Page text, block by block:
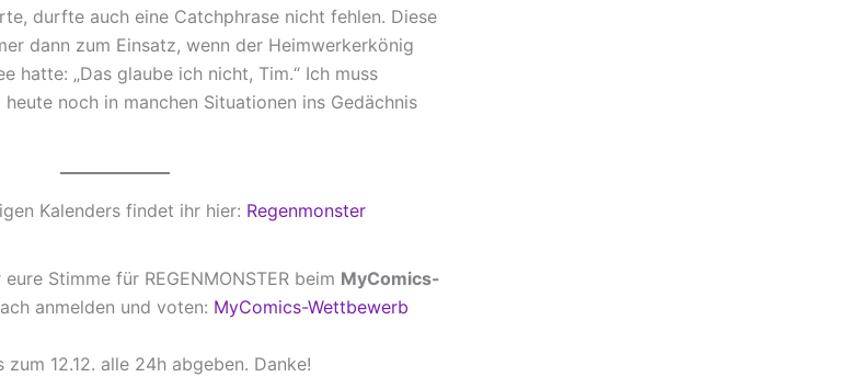
durfte auch eine Catchphrase nicht fehlen. Diese
dann zum Einsatz, wenn der Heimwerkerkönig
hatte: „Das glaube ich nicht, Tim.“ Ich muss
noch in manchen Situationen ins Gedächnis
Kalenders findet ihr hier: Regenmonster
Stimme für REGENMONSTER beim MyComics-
anmelden und voten: MyComics-Wettbewerb
12.12. alle 24h abgeben. Danke!